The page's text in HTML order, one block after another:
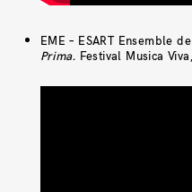
EME – ESART Ensemble
Prima. Festival Musica